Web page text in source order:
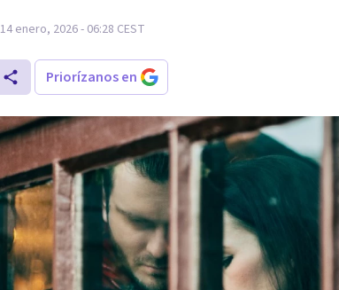
14 enero, 2026 - 06:28 CEST
Priorízanos en